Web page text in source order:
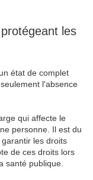
les
état de complet
l'absence
qui affecte le
personne. Il est du
les droits
de ces droits lors
santé publique.